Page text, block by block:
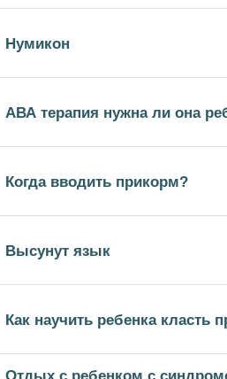
Нумикон
АВА терапия нужна ли она
Когда вводить прикорм?
Высунут язык
Как научить ребенка класть
Отдых с ребенком с